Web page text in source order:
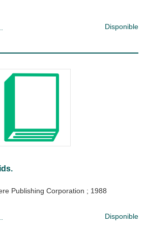
Disponible
Publishing Corporation ; 1988
Disponible